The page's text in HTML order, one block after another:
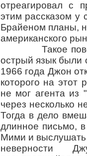
отреагировал с
этим рассказом у
Брайеном планы,
американского
Такое
острый язык были
1966 года Джон
которого на этот
не мог агента из
через несколько
Тогда в дело
длинное письмо,
Мими и выслушать
неверности